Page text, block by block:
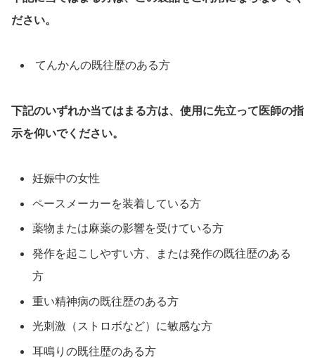
ださい。
てんかんの既往歴のある方
下記のいずれか当てはまる方は、使用に先立って医師の指
示を仰いでください。
妊娠中の女性
ペースメーカーを装着している方
薬物または麻薬の影響を受けている方
発作を起こしやすい方、または発作の既往歴のある
方
重い精神病の既往歴のある方
光刺激（ストロボなど）に敏感な方
耳鳴りの既往歴のある方